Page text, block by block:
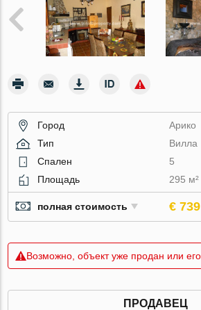
Город
Арико
Тип
Вилла
Спален
5
Площадь
295 м²
полная стоимость €
Возможно, объект уже продан или
ПРОДАВЕЦ